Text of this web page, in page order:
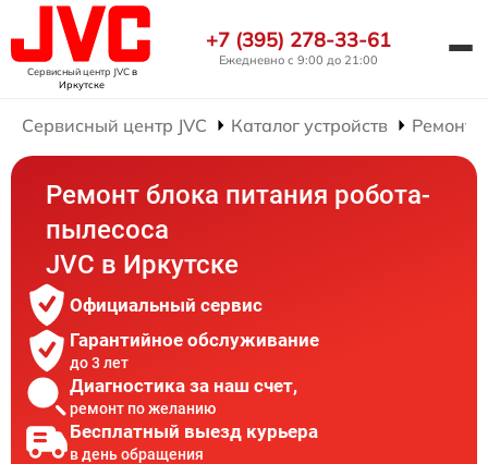
Сервисный центр JVCв
Иркутске
+7 (395) 278-33-61
Ежедневно с 9:00 до 21:00
Сервисный центр JVC Каталог устройств Ремонт
Ремонт блока питания робота-
пылесоса
JVC в Иркутске
Официальный сервис
Гарантийное обслуживание
до 3 лет
Диагностика за наш счет,
ремонт по желанию
Бесплатный выезд курьера
в день обращения